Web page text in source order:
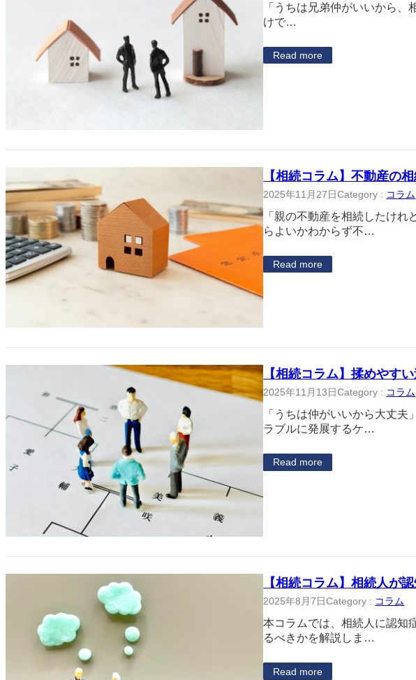
「うちは兄弟仲がいいから
けで…
Read more
【相続コラム】不動産の
2025年11月27日Category : コラム
「親の不動産を相続したけ
らよいかわからず不…
Read more
【相続コラム】揉めやす
2025年11月13日Category : コラム
「うちは仲がいいから大丈
ラブルに発展するケ…
Read more
【相続コラム】相続人が
2025年8月7日Category : コラム
本コラムでは、相続人に認知
るべきかを解説しま…
Read more